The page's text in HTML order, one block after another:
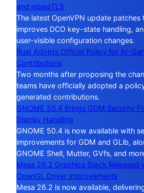
and mbedTLS
The latest OpenVPN update patches
improves DCO key-state handling,
user-visible configuration changes.
Rust Adopts Official Policy for AI-
Contributions
Two months after proposing the
teams have officially adopted a
generated contributions.
GNOME 50.4 Brings GDM Security
Display Handling
GNOME 50.4 is now available with
improvements for GDM and GLib,
GNOME Shell, Mutter, GVfs, and
Mesa 26.2 Graphics Stack Released
OpenGL Driver Improvements
Mesa 26.2 is now available,